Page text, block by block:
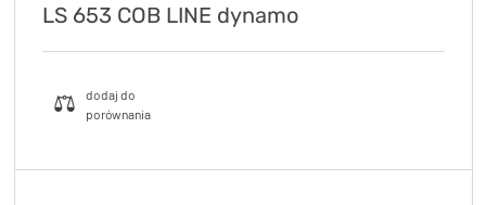
LS 653 COB LINE dynamo